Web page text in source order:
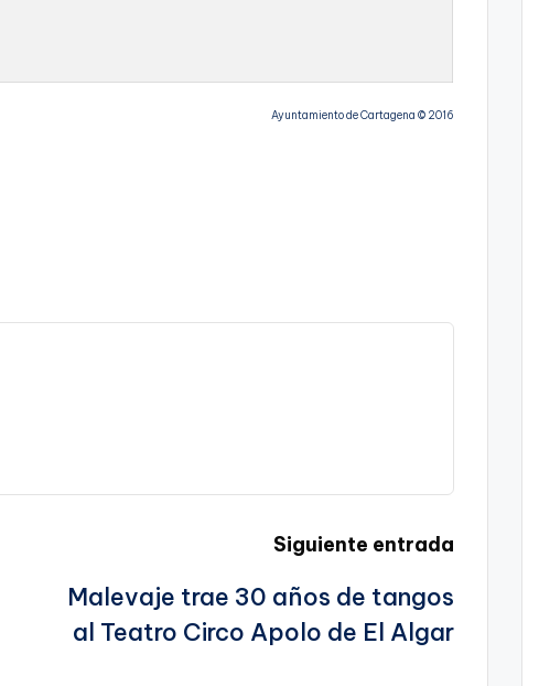
Ayuntamiento de Cartagena © 2016
Siguiente entrada
Malevaje trae 30 años de tangos
al Teatro Circo Apolo de El Algar